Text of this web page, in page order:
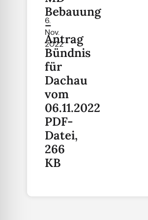
6.
Nov.
2022
Bebauung
–
Antrag
Bündnis
für
Dachau
vom
06.11.2022
PDF-
Datei,
266
KB